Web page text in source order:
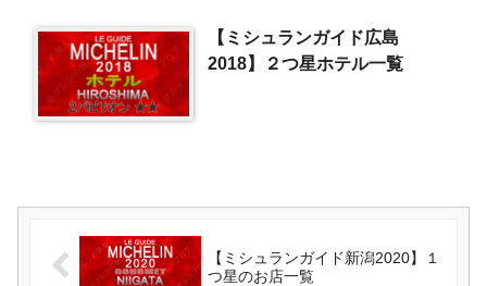
【ミシュランガイド広島
2018】２つ星ホテル一覧
【ミシュランガイド新潟2020】１
つ星のお店一覧